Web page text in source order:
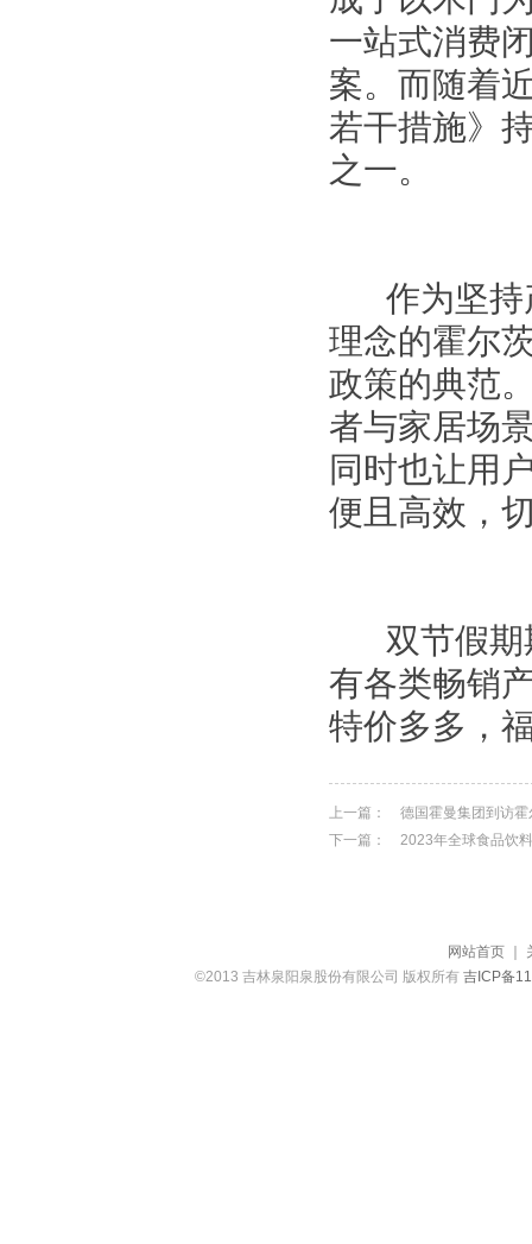
一站式消费
案。而随着
若干措施》
之一。
作为坚持
理念的霍尔
政策的典范
者与家居场
同时也让用
便且高效，
双节假期
有各类畅销
特价多多，
上一篇：
德国霍曼集团到访
下一篇：
2023年全球食品饮
网站首页
©2013 吉林泉阳泉股份有限公司 版权所有吉ICP备